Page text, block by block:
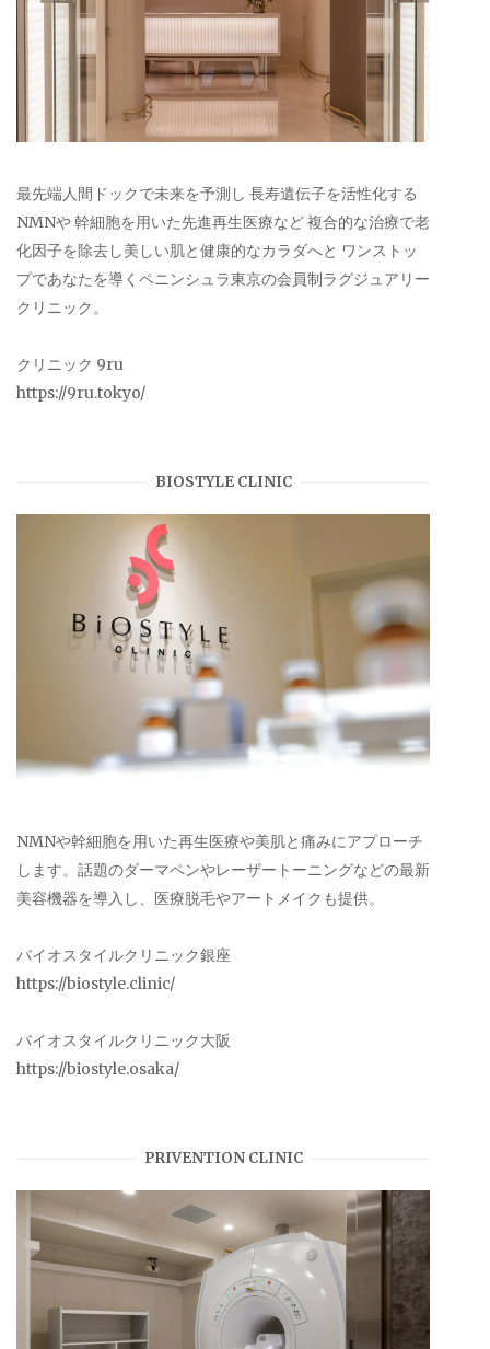
最先端人間ドックで未来を予測し 長寿遺伝子を活性化する
NMNや 幹細胞を用いた先進再生医療など 複合的な治療で老
化因子を除去し美しい肌と健康的なカラダへと ワンストッ
プであなたを導くペニンシュラ東京の会員制ラグジュアリー
クリニック。
クリニック 9ru
https://9ru.tokyo/
BIOSTYLE CLINIC
NMNや幹細胞を用いた再生医療や美肌と痛みにアプローチ
します。話題のダーマペンやレーザートーニングなどの最新
美容機器を導入し、医療脱毛やアートメイクも提供。
バイオスタイルクリニック銀座
https://biostyle.clinic/
バイオスタイルクリニック大阪
https://biostyle.osaka/
PRIVENTION CLINIC